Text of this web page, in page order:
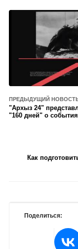
ПРЕДЫДУЩИЙ
"Архыз 24"
"160 дней" о
Как
Поделиться: